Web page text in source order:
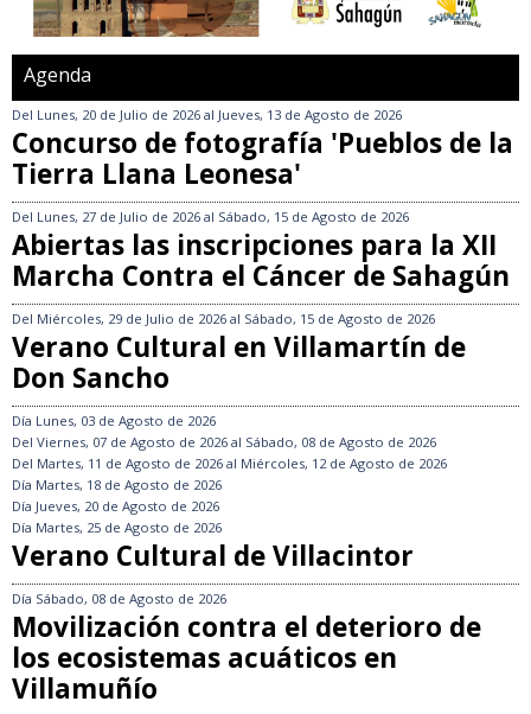
Agenda
Del Lunes, 20 de Julio de 2026 al Jueves, 13 de Agosto de 2026
Concurso de fotografía 'Pueblos de la
Tierra Llana Leonesa'
Del Lunes, 27 de Julio de 2026 al Sábado, 15 de Agosto de 2026
Abiertas las inscripciones para la XII
Marcha Contra el Cáncer de Sahagún
Del Miércoles, 29 de Julio de 2026 al Sábado, 15 de Agosto de 2026
Verano Cultural en Villamartín de
Don Sancho
Día Lunes, 03 de Agosto de 2026
Del Viernes, 07 de Agosto de 2026 al Sábado, 08 de Agosto de 2026
Del Martes, 11 de Agosto de 2026 al Miércoles, 12 de Agosto de 2026
Día Martes, 18 de Agosto de 2026
Día Jueves, 20 de Agosto de 2026
Día Martes, 25 de Agosto de 2026
Verano Cultural de Villacintor
Día Sábado, 08 de Agosto de 2026
Movilización contra el deterioro de
los ecosistemas acuáticos en
Villamuñío